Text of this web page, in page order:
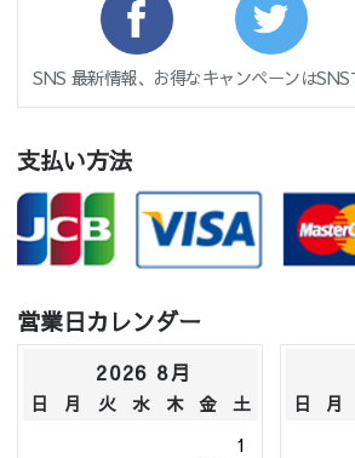
SNS 最新情報、お得なキャンペーンはSNS
支払い方法
営業日カレンダー
2026 8月
日 月 火 水 木 金
土
1
日 月